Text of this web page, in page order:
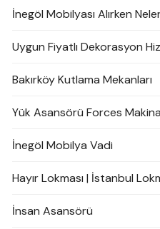
İnegöl Mobilyası Alırken
Uygun Fiyatlı Dekorasyon
Bakırköy Kutlama Mekanları
Yük Asansörü Forces Makina
İnegöl Mobilya Vadi
Hayır Lokması | İstanbul
İnsan Asansörü